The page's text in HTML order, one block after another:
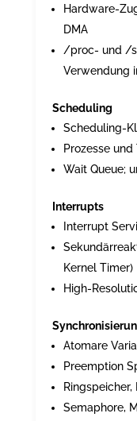
Hardware-
DMA
/proc- und /
Verwendung
Scheduling
Scheduling-
Prozesse
Wait Queue;
Interrupts
Interrupt
Kernel Timer)
High-
Atomare
Preemption
Ringspeicher,
Semaphore,